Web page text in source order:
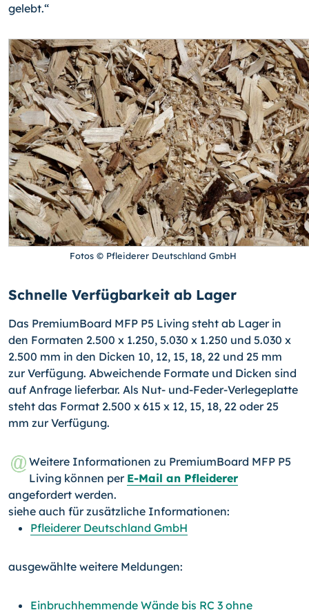
gelebt.“
Fotos © Pfleiderer Deutschland GmbH
Schnelle Verfügbarkeit ab Lager
Das PremiumBoard MFP P5 Living steht ab Lager in
den Formaten 2.500 x 1.250, 5.030 x 1.250 und 5.030 x
2.500 mm in den Dicken 10, 12, 15, 18, 22 und 25 mm
zur Verfügung. Abweichende Formate und Dicken sind
auf Anfrage lieferbar. Als Nut- und-Feder-Verlegeplatte
steht das Format 2.500 x 615 x 12, 15, 18, 22 oder 25
mm zur Verfügung.
Weitere Informationen zu PremiumBoard MFP P5
Living können per E-Mail an Pfleiderer
angefordert werden.
siehe auch für zusätzliche Informationen:
Pfleiderer Deutschland GmbH
ausgewählte weitere Meldungen:
Einbruchhemmende Wände bis RC 3 ohne